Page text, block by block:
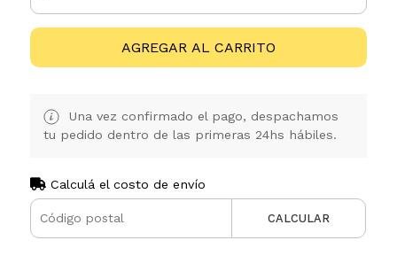
AGREGAR AL CARRITO
Una vez confirmado el pago, despachamos
tu pedido dentro de las primeras 24hs hábiles.
Calculá el costo de envío
CALCULAR